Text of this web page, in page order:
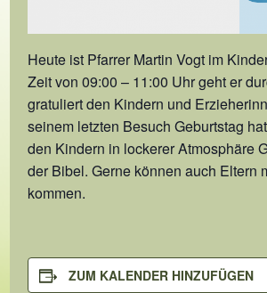
Heute ist Pfarrer Martin Vogt im
Zeit von 09:00 – 11:00 Uhr geht er
gratuliert den Kindern und
seinem letzten Besuch Geburtstag
den Kindern in lockerer Atmosphäre
der Bibel. Gerne können auch Eltern
kommen.
ZUM KALENDER HINZUFÜGEN